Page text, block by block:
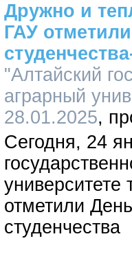
Дружно и
ГАУ
"Алтайский
аграрный
28.01.2025
Сегодня, 24
университете
отметили
студенчества